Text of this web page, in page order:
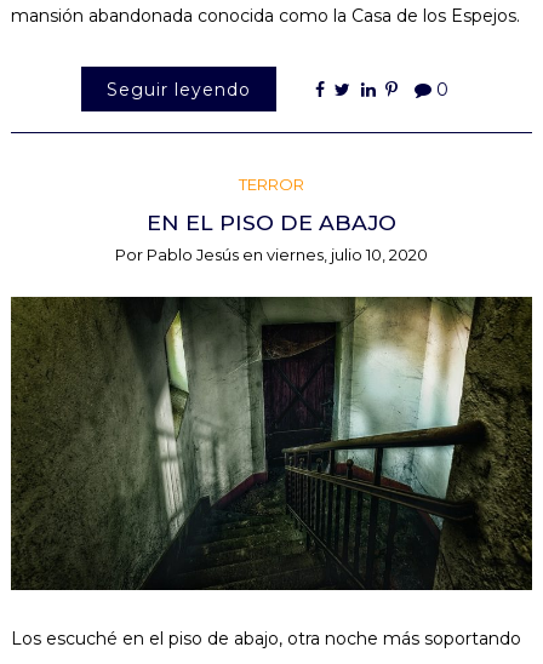
mansión abandonada conocida como la Casa de los Espejos.
Seguir leyendo 0
TERROR
EN EL PISO DE ABAJO
Por Pablo Jesús en viernes, julio 10, 2020
Los escuché en el piso de abajo, otra noche más soportando